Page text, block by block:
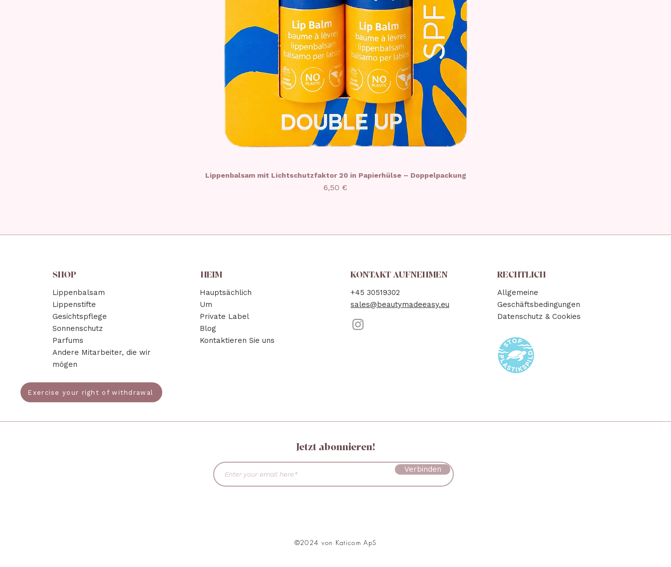
Lippenbalsam mit Lichtschutzfaktor 20 in Papierhülse – Doppelpackung
Preis
6,50 €
SHOP
Lippenbalsam
Lippenstifte
Gesichtspflege
Sonnenschutz
Parfums
Andere Mitarbeiter, die wir
mögen
Exercise your right of withdrawal
HEIM
Hauptsächlich
Um
Private Label
Blog
Kontaktieren Sie uns
KONTAKT AUFNEHMEN
+45 30519302
sales@beautymadeeasy.eu
RECHTLICH
Allgemeine
Geschäftsbedingungen
Datenschutz & Cookies
Jetzt abonnieren!
Verbinden
©2024 von Katicom ApS